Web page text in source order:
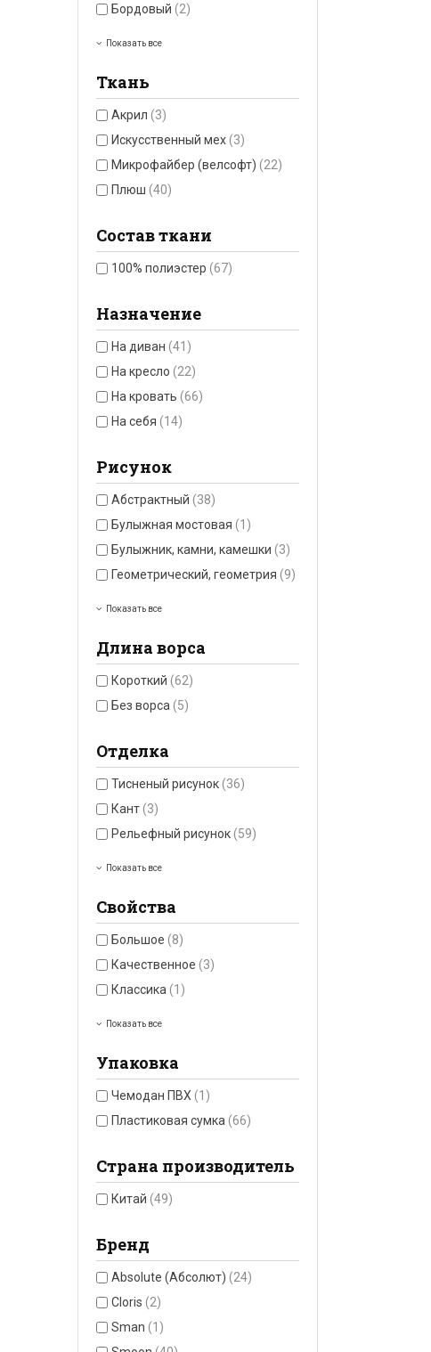
Бордовый (2)
Показать все
Ткань
Акрил (3)
Искусственный мех(3)
Микрофайбер (велсофт) (22)
Плюш (40)
Состав ткани
100% полиэстер (67)
Назначение
На диван (41)
На кресло (22)
На кровать (66)
На себя (14)
Рисунок
Абстрактный (38)
Булыжная мостовая (1)
Булыжник, камни, камешки (3)
Геометрический, геометрия (9)
Показать все
Длина ворса
Короткий (62)
Без ворса (5)
Отделка
Тисненый рисунок(36)
Кант(3)
Рельефный рисунок(59)
Показать все
Свойства
Большое (8)
Качественное (3)
Классика (1)
Показать все
Упаковка
Чемодан ПВХ (1)
Пластиковая сумка (66)
Страна производитель
Китай (49)
Бренд
Absolute (Абсолют) (24)
Cloris (2)
Sman (1)